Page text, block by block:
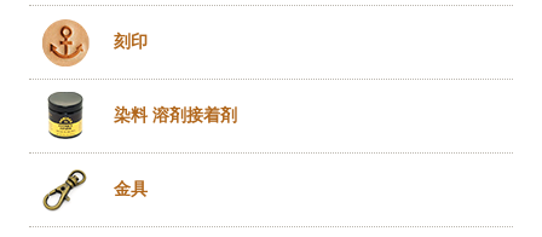
刻印
染料 溶剤接着剤
金具